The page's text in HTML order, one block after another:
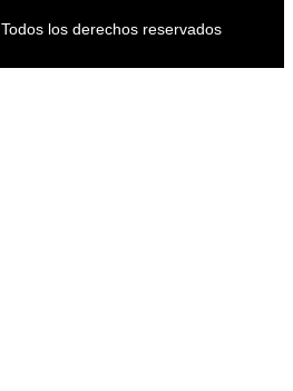
. Todos los derechos reservados